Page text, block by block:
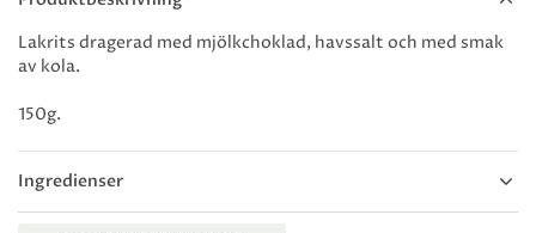
Ingredienser
Lakrits dragerad med mjölkchoklad, havssalt och med smak
av kola.
150g.